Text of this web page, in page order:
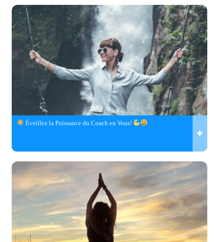
Éveillez la Puissance du Coach en Vous!